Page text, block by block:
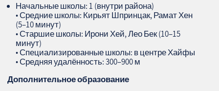
Начальные школы: 1 (внутри района)
• Средние школы: Кирьят Шпринцак, Рамат Хен
(5–10 минут)
• Старшие школы: Ирони Хей, Лео Бек (10–15
минут)
• Специализированные школы: в центре Хайфы
• Средняя удалённость: 300–900 м
Дополнительное образование